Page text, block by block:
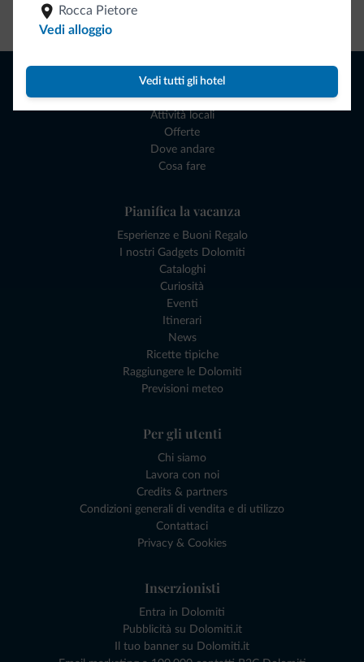
Rocca Pietore
Vedi alloggio
Vedi tutti gli hotel
Naviga
Dove dormire
Attività locali
Offerte
Dove andare
Cosa fare
Pianifica la vacanza
Esperienze e Buoni Regalo
I nostri Gadgets Dolomiti
Cataloghi
Curiosità
Eventi
Itinerari
News
Ricette tipiche
Raggiungere le Dolomiti
Previsioni meteo
Per gli utenti
Chi siamo
Lavora con noi
Credits & partners
Condizioni generali di vendita e di utilizzo
Contattaci
Privacy & Cookies
Inserzionisti
Entra in Dolomiti
Pubblicità su Dolomiti.it
Il tuo banner su Dolomiti.it